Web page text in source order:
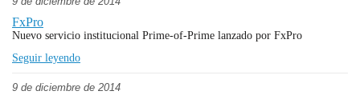
FxPro
Nuevo servicio institucional Prime-of-Prime lanzado por FxPro
Seguir leyendo
9 de diciembre de 2014